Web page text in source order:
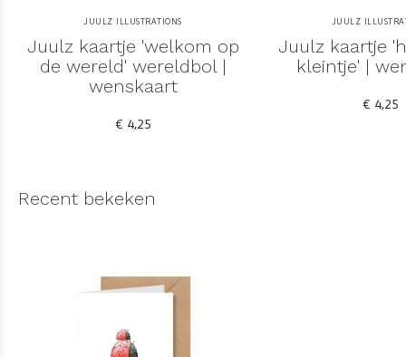
JUULZ ILLUSTRATIONS
Juulz kaartje 'welkom op
de wereld' wereldbol |
wenskaart
€ 4,25
JUULZ
Juulz kaartje
kleintje' |
€ 4,25
Recent bekeken